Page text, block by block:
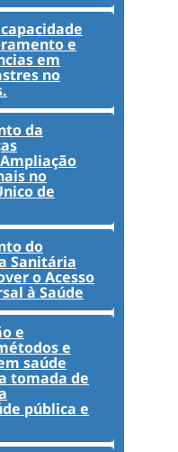
e
em
no
da
no
de
do
Sanitária
o Acesso
à Saúde
e
e
saúde
tomada de
pública e